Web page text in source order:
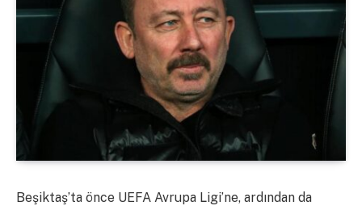
Beşiktaş’ta önce UEFA Avrupa Ligi’ne, ardından da